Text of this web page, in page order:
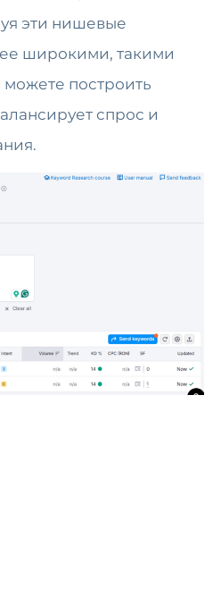
эти нишевые
широкими, такими
можете построить
спрос и